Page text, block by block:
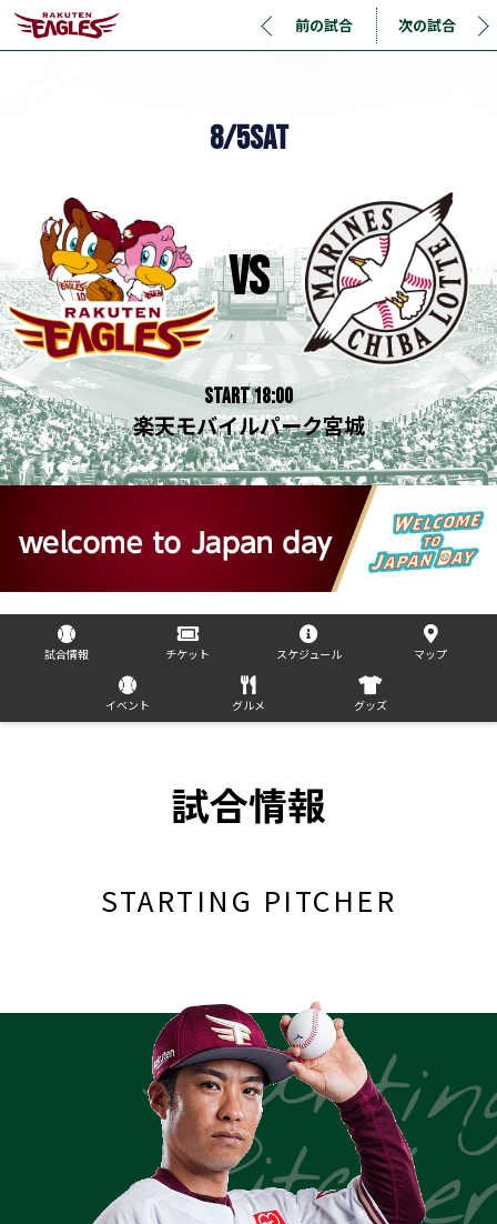
前の試合 次の試合
8/5SAT
vs
START 18:00
楽天モバイルパーク宮城
試合情報 チケット スケジュール マップ
イベント グルメ グッズ
試合情報
STARTING PITCHER